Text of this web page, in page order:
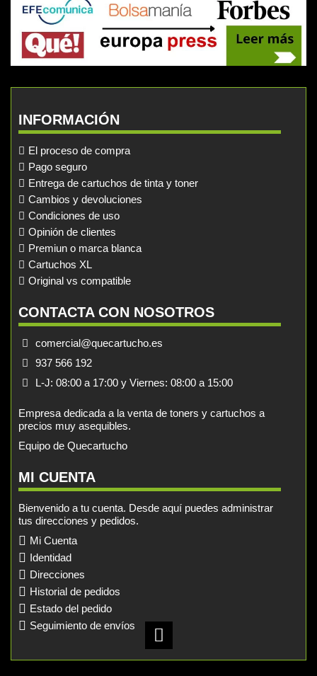
INFORMACIÓN
El proceso de compra
Pago seguro
Entrega de cartuchos de tinta y toner
Cambios y devoluciones
Condiciones de uso
Opinión de clientes
Premiun o marca blanca
Cartuchos XL
Original vs compatible
CONTACTA CON NOSOTROS
comercial@quecartucho.es
937 566 192
L-J: 08:00 a 17:00 y Viernes: 08:00 a 15:00
Empresa dedicada a la venta de toners y cartuchos a
precios muy asequibles.
Equipo de Quecartucho
MI CUENTA
Bienvenido a tu cuenta. Desde aquí puedes administrar
tus direcciones y pedidos.
Mi Cuenta
Identidad
Direcciones
Historial de pedidos
Estado del pedido
Seguimiento de envíos